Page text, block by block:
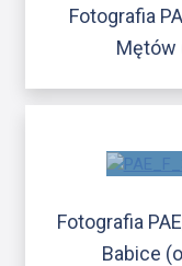
Fotografia
Mętów
Fotografia
Babice